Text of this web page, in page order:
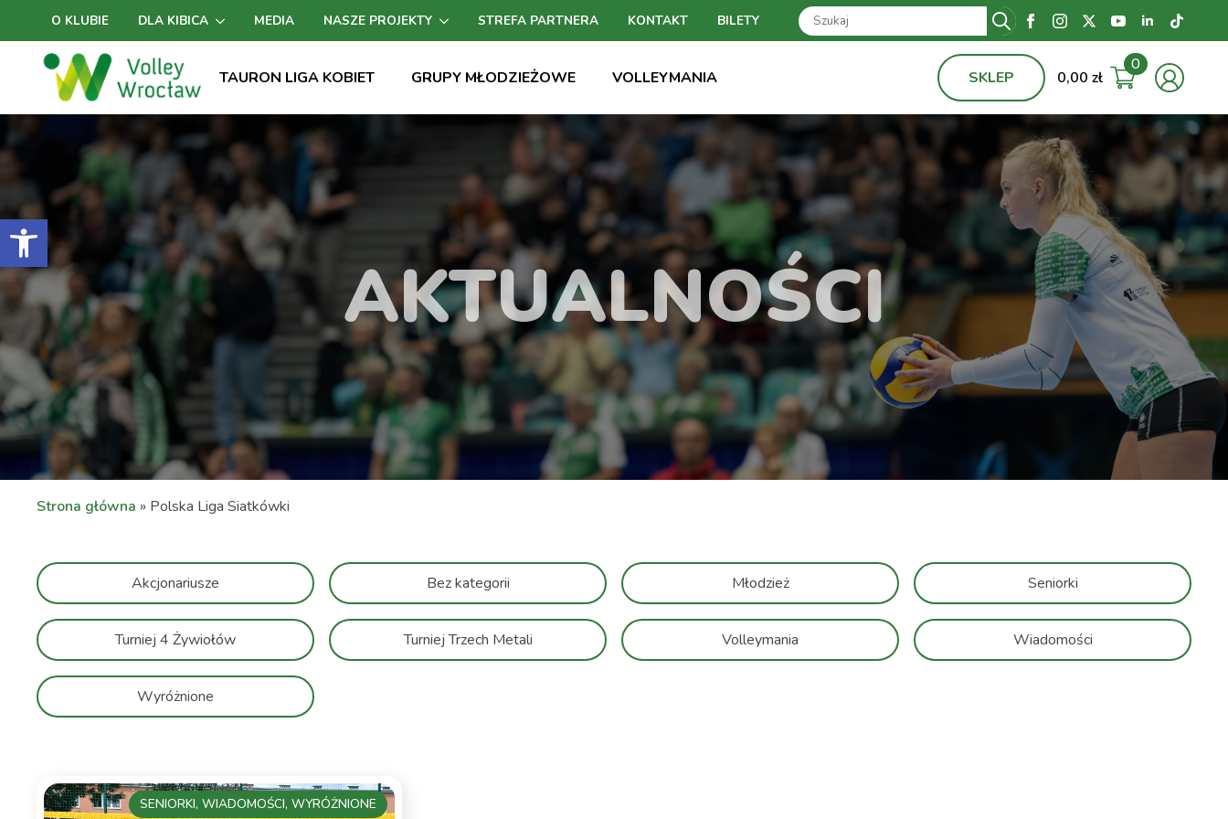
Otwórz pasek narzędzi
O KLUBIE DLA KIBICA MEDIA NASZE PROJEKTY STREFA PARTNERA KONTAKT BILETY
Search
for:
TAURON LIGA KOBIET
GRUPY MŁODZIEŻOWE VOLLEYMANIA SKLEP 0,00 zł
0
AKTUALNOŚCI
Strona główna » Polska Liga Siatkówki
Akcjonariusze Bez kategorii Młodzież Seniorki
Turniej 4 Żywiołów Turniej Trzech Metali Volleymania Wiadomości
Wyróżnione
SENIORKI, WIADOMOŚCI, WYRÓŻNIONE